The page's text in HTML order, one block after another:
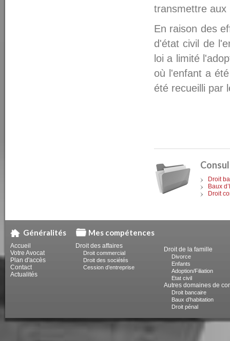
transmettre aux
En raison des
d'état civil de
loi a limité
où l'enfant a
été recueilli par
Droit
Baux
Droit
Généralités
Accueil
Votre Avocat
Plan d'accès
Contact
Actualités
Mes compétences
Droit des affaires
Droit commercial
Droit des sociétés
Cession d’entreprise
Droit de la famille
Divorce
Enfants
Adoption/Filiation
Etat civil
Autres domaines de
Droit bancaire
Baux d’habitation
Droit pénal